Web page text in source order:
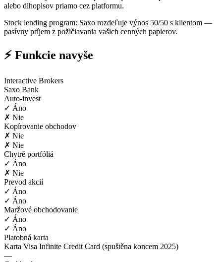
alebo dlhopisov priamo cez platformu.
Stock lending program: Saxo rozdeľuje výnos 50/50 s klientom —
pasívny príjem z požičiavania vašich cenných papierov.
⚡ Funkcie navyše
Interactive Brokers
Saxo Bank
Auto-invest
✓ Áno
✗ Nie
Kopírovanie obchodov
✗ Nie
✗ Nie
Chytré portfóliá
✓ Áno
✗ Nie
Prevod akcií
✓ Áno
✓ Áno
Maržové obchodovanie
✓ Áno
✓ Áno
Platobná karta
Karta Visa Infinite Credit Card (spuštěna koncem 2025)
—